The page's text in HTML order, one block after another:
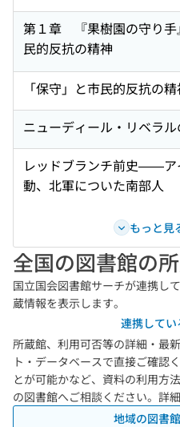
第１章 『果樹園の守り
民的反抗の精神
「保守」と市民的反抗の
ニューディール・リベラル
レッドブランチ前史——ア
動、北軍についた南部人
もっと見
全国の図書館の
国立国会図書館サーチが連携し
蔵情報を表示します。
連携して
所蔵館、利用可否等の詳細・最
ト・データベースで直接ご確認
とが可能かなど、資料の利用方
の図書館へご相談ください。詳
地域の図書